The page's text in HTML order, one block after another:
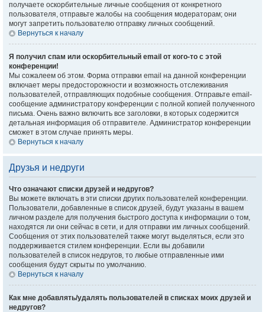
получаете оскорбительные личные сообщения от конкретного
пользователя, отправьте жалобы на сообщения модераторам; они
могут запретить пользователю отправку личных сообщений.
Вернуться к началу
Я получил спам или оскорбительный email от кого-то с этой
конференции!
Мы сожалеем об этом. Форма отправки email на данной конференции
включает меры предосторожности и возможность отслеживания
пользователей, отправляющих подобные сообщения. Отправьте email-
сообщение администратору конференции с полной копией полученного
письма. Очень важно включить все заголовки, в которых содержится
детальная информация об отправителе. Администратор конференции
сможет в этом случае принять меры.
Вернуться к началу
Друзья и недруги
Что означают списки друзей и недругов?
Вы можете включать в эти списки других пользователей конференции.
Пользователи, добавленные в список друзей, будут указаны в вашем
личном разделе для получения быстрого доступа к информации о том,
находятся ли они сейчас в сети, и для отправки им личных сообщений.
Сообщения от этих пользователей также могут выделяться, если это
поддерживается стилем конференции. Если вы добавили
пользователей в список недругов, то любые отправленные ими
сообщения будут скрыты по умолчанию.
Вернуться к началу
Как мне добавлять/удалять пользователей в списках моих друзей и
недругов?